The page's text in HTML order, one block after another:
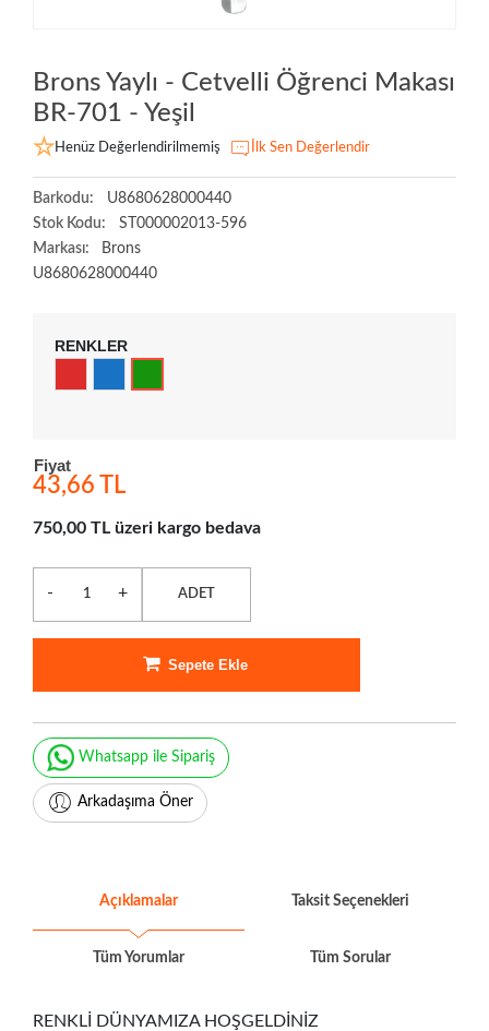
Brons Yaylı - Cetvelli Öğrenci Makası
BR-701 - Yeşil
Henüz Değerlendirilmemiş İlk Sen Değerlendir
Barkodu:
U8680628000440
Stok Kodu:
ST000002013-596
Markası:
Brons
U8680628000440
RENKLER
Fiyat
43,66 TL
750,00 TL üzeri kargo bedava
- + ADET
Sepete Ekle
Whatsapp ile Sipariş
Arkadaşıma Öner
Açıklamalar Taksit Seçenekleri
Tüm Yorumlar Tüm Sorular
RENKLİ DÜNYAMIZA HOŞGELDİNİZ